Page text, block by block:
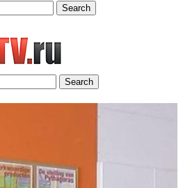
Search
Search